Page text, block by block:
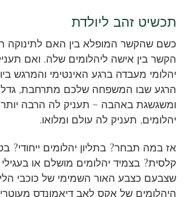
תכשיט זהב ליולדת
כשם שהקשר המופלא בין האם לתינוקה
הקשר בין אישה ליהלומים שלה. ואם
יהלומי מעבדה ברגע האינטימי והמרגש
הרגע שבו המשפחה שלכם מתרחבת,
ומשגשגת באהבה – תעניק לה הרבה
יהלומים, תעניק לה עולם ומלואו.
אז במה תבחר? בתליון יהלומים ייחודי?
קלסית? בצמיד יהלומים מושלם או בעגילי
שצבעם כצבע האור השמימי של כוכבי
היהלומים של אקס לאב דיאמונדס